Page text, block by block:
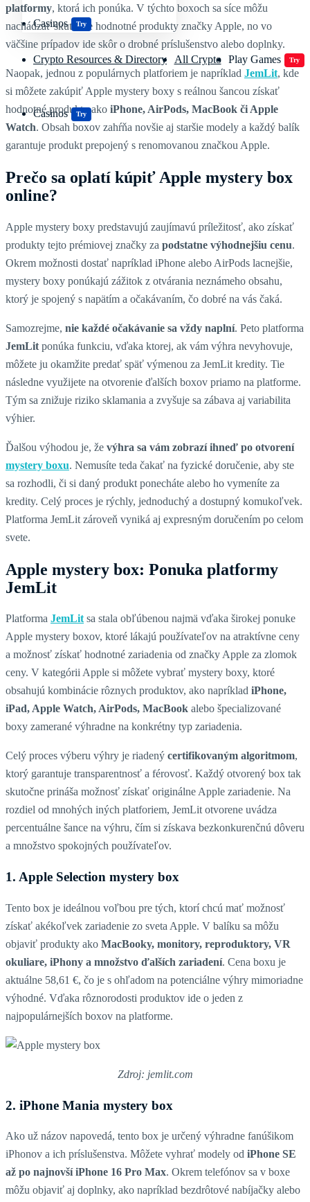
Casinos Try
Crypto Resources & Directory All Crypto Play Games Try
Casinos Try
platformy, ktorá ich ponúka. V týchto boxoch sa síce môžu
nachádzať skutočne hodnotné produkty značky Apple, no vo
väčšine prípadov ide skôr o drobné príslušenstvo alebo doplnky.
Naopak, jednou z populárnych platforiem je napríklad JemLit, kde
si môžete zakúpiť Apple mystery boxy s reálnou šancou získať
hodnotné produkty ako iPhone, AirPods, MacBook či Apple
Watch. Obsah boxov zahŕňa novšie aj staršie modely a každý balík
garantuje produkt prepojený s renomovanou značkou Apple.
Prečo sa oplatí kúpiť Apple mystery box
online?
Apple mystery boxy predstavujú zaujímavú príležitosť, ako získať
produkty tejto prémiovej značky za podstatne výhodnejšiu cenu.
Okrem možnosti dostať napríklad iPhone alebo AirPods lacnejšie,
mystery boxy ponúkajú zážitok z otvárania neznámeho obsahu,
ktorý je spojený s napätím a očakávaním, čo dobré na vás čaká.
Samozrejme, nie každé očakávanie sa vždy naplní. Peto platforma
JemLit ponúka funkciu, vďaka ktorej, ak vám výhra nevyhovuje,
môžete ju okamžite predať späť výmenou za JemLit kredity. Tie
následne využijete na otvorenie ďalších boxov priamo na platforme.
Tým sa znižuje riziko sklamania a zvyšuje sa zábava aj variabilita
výhier.
Ďalšou výhodou je, že výhra sa vám zobrazí ihneď po otvorení
mystery boxu. Nemusíte teda čakať na fyzické doručenie, aby ste
sa rozhodli, či si daný produkt ponecháte alebo ho vymeníte za
kredity. Celý proces je rýchly, jednoduchý a dostupný komukoľvek.
Platforma JemLit zároveň vyniká aj expresným doručením po celom
svete.
Apple mystery box: Ponuka platformy
JemLit
Platforma JemLitsa stala obľúbenou najmä vďaka širokej ponuke
Apple mystery boxov, ktoré lákajú používateľov na atraktívne ceny
a možnosť získať hodnotné zariadenia od značky Apple za zlomok
ceny. V kategórii Apple si môžete vybrať mystery boxy, ktoré
obsahujú kombinácie rôznych produktov, ako napríklad iPhone,
iPad, Apple Watch, AirPods, MacBook alebo špecializované
boxy zamerané výhradne na konkrétny typ zariadenia.
Celý proces výberu výhry je riadený certifikovaným algoritmom,
ktorý garantuje transparentnosť a férovosť. Každý otvorený box tak
skutočne prináša možnosť získať originálne Apple zariadenie. Na
rozdiel od mnohých iných platforiem, JemLit otvorene uvádza
percentuálne šance na výhru, čím si získava bezkonkurenčnú dôveru
a množstvo spokojných používateľov.
1. Apple Selection mystery box
Tento box je ideálnou voľbou pre tých, ktorí chcú mať možnosť
získať akékoľvek zariadenie zo sveta Apple. V balíku sa môžu
objaviť produkty ako MacBooky, monitory, reproduktory, VR
okuliare, iPhony a množstvo ďalších zariadení. Cena boxu je
aktuálne 58,61 €, čo je s ohľadom na potenciálne výhry mimoriadne
výhodné. Vďaka rôznorodosti produktov ide o jeden z
najpopulárnejších boxov na platforme.
Zdroj: jemlit.com
2. iPhone Mania mystery box
Ako už názov napovedá, tento box je určený výhradne fanúšikom
iPhonov a ich príslušenstva. Môžete vyhrať modely od iPhone SE
až po najnovší iPhone 16 Pro Max. Okrem telefónov sa v boxe
môžu objaviť aj doplnky, ako napríklad bezdrôtové nabíjačky alebo